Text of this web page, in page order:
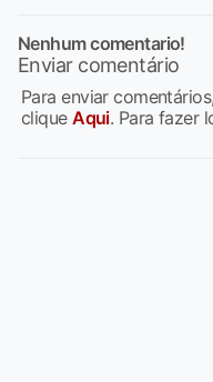
Nenhum comentario!
Enviar comentário
Para enviar
cliqueAqui. Para fazer